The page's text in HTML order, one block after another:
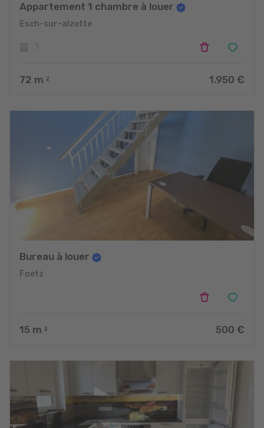
Appartement 1 chambre à louer
Esch-sur-alzette
72 m 2 1.950 €
Bureau à louer
Foetz
15 m 2 500 €